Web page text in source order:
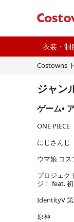
衣装・制
Costowns
ジャン
ゲーム•
ONE PIECE
にじさんじ
ウマ娘 コス
プロジェク
ジ！ feat.
IdentityV
原神